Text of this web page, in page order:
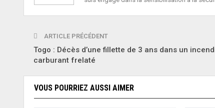
ARTICLE PRÉCÉDENT
Togo : Décès d’une fillette de 3 ans dans un
carburant frelaté
VOUS POURRIEZ AUSSI AIMER